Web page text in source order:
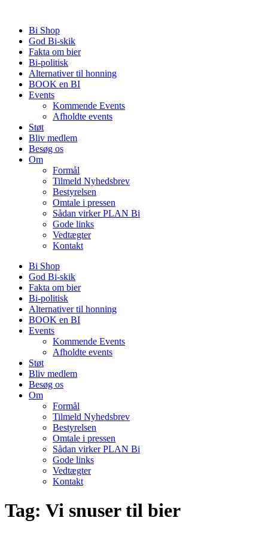
indholdBi Shop
God Bi-skik
Fakta om bier
Bi-politisk
Alternativer til honning
BOOK en BI
Events
Kommende Events
Afholdte events
Støt
Bliv medlem
Besøg os
Om
Formål
Tilmeld Nyhedsbrev
Bestyrelsen
Omtale i pressen
Sådan virker PLAN Bi
Gode links
Vedtægter
Kontakt
Bi Shop
God Bi-skik
Fakta om bier
Bi-politisk
Alternativer til honning
BOOK en BI
Events
Kommende Events
Afholdte events
Støt
Bliv medlem
Besøg os
Om
Formål
Tilmeld Nyhedsbrev
Bestyrelsen
Omtale i pressen
Sådan virker PLAN Bi
Gode links
Vedtægter
Kontakt
Tag: Vi snuser til bier